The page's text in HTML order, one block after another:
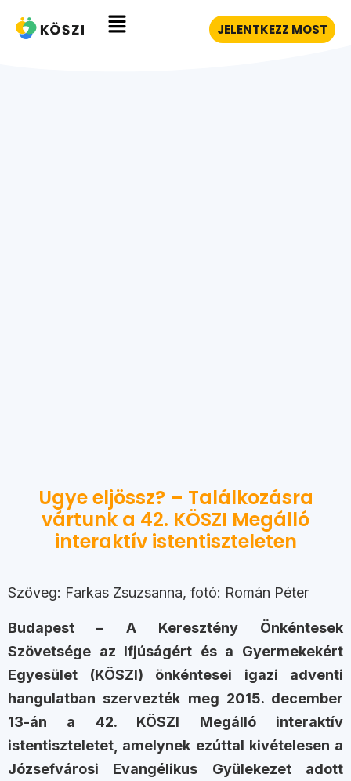
JELENTKEZZ MOST
Ugye eljössz? – Találkozásra
vártunk a 42. KÖSZI Megálló
interaktív istentiszteleten
Szöveg: Farkas Zsuzsanna, fotó: Román Péter
Budapest – A Keresztény Önkéntesek
Szövetsége az Ifjúságért és a Gyermekekért
Egyesület (KÖSZI) önkéntesei igazi adventi
hangulatban szervezték meg 2015. december
13-án a 42. KÖSZI Megálló interaktív
istentiszteletet, amelynek ezúttal kivételesen a
Józsefvárosi Evangélikus Gyülekezet adott